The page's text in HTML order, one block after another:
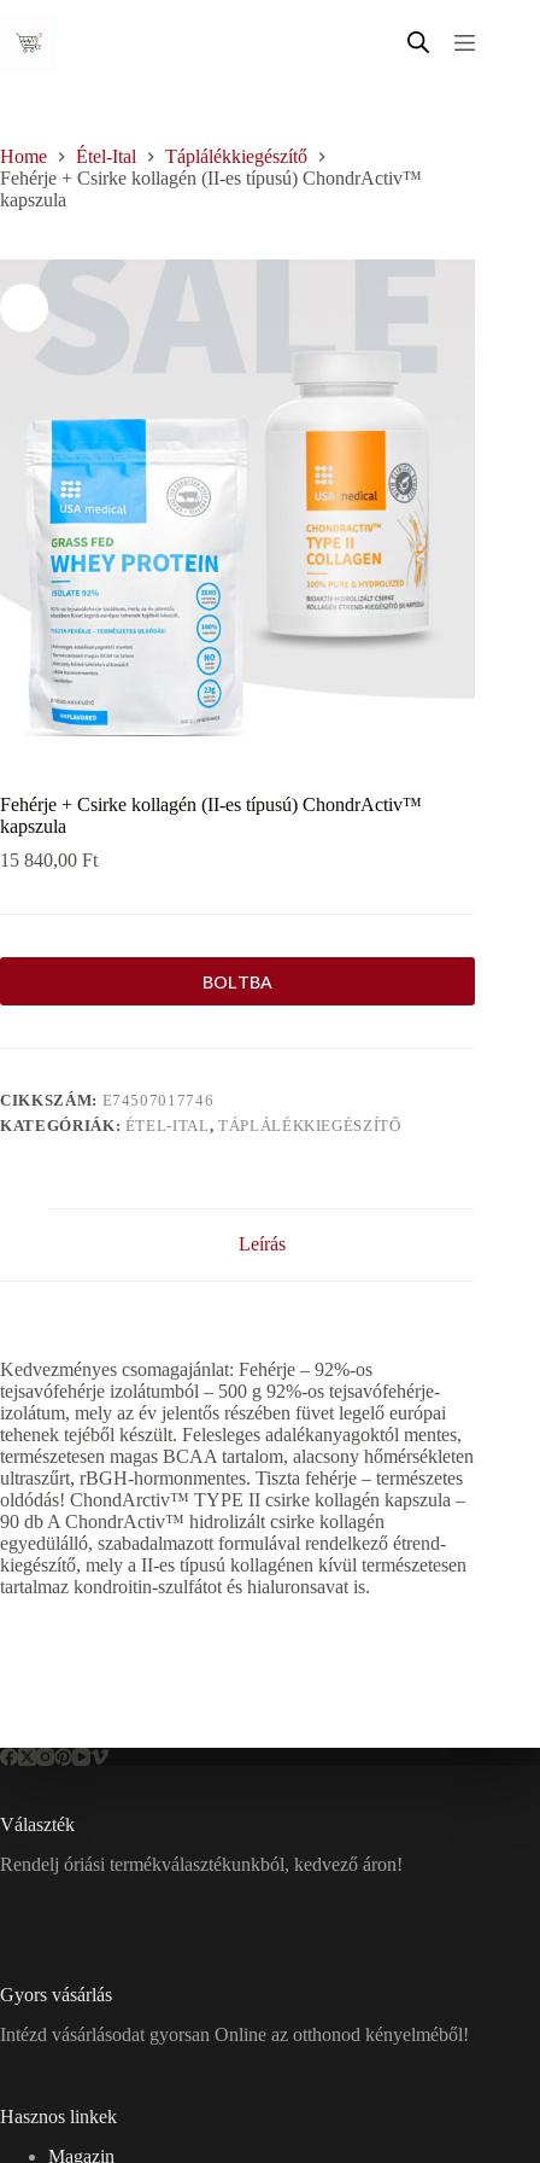
content
Home Étel-Ital
Táplálékkiegészítő
Fehérje + Csirke kollagén (II-es típusú) ChondrActiv™
kapszula
Fehérje + Csirke kollagén (II-es típusú) ChondrActiv™
kapszula
15 840,00 Ft
BOLTBA
CIKKSZÁM: E74507017746
KATEGÓRIÁK: ÉTEL-ITAL, TÁPLÁLÉKKIEGÉSZÍTŐ
Leírás
Kedvezményes csomagajánlat: Fehérje – 92%-os
tejsavófehérje izolátumból – 500 g 92%-os tejsavófehérje-
izolátum, mely az év jelentős részében füvet legelő európai
tehenek tejéből készült. Felesleges adalékanyagoktól mentes,
természetesen magas BCAA tartalom, alacsony hőmérsékleten
ultraszűrt, rBGH-hormonmentes. Tiszta fehérje – természetes
oldódás! ChondArctiv™ TYPE II csirke kollagén kapszula –
90 db A ChondrActiv™ hidrolizált csirke kollagén
egyedülálló, szabadalmazott formulával rendelkező étrend-
kiegészítő, mely a II-es típusú kollagénen kívül természetesen
tartalmaz kondroitin-szulfátot és hialuronsavat is.
Választék
Rendelj óriási termékválasztékunkból, kedvező áron!
Gyors vásárlás
Intézd vásárlásodat gyorsan Online az otthonod kényelméből!
Hasznos linkek
Magazin